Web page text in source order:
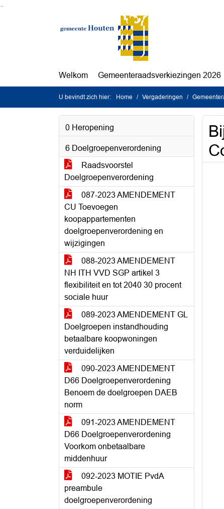
Welkom Gemeenteraadsverkiezingen 2026
U bevindt zich hier: Home Vergaderingen
0 Heropening
6 Doelgroepenverordening
Raadsvoorstel
Doelgroepenverordening
087-2023 AMENDEMENT
CU Toevoegen
koopappartementen
doelgroepenverordening en
wijzigingen
088-2023 AMENDEMENT
NH ITH VVD SGP artikel 3
flexibiliteit en tot 2040 30 procent
sociale huur
089-2023 AMENDEMENT GL
Doelgroepen instandhouding
betaalbare koopwoningen
verduidelijken
090-2023 AMENDEMENT
D66 Doelgroepenverordening
Benoem de doelgroepen DAEB
norm
091-2023 AMENDEMENT
D66 Doelgroepenverordening
Voorkom onbetaalbare
middenhuur
092-2023 MOTIE PvdA
preambule
doelgroepenverordening